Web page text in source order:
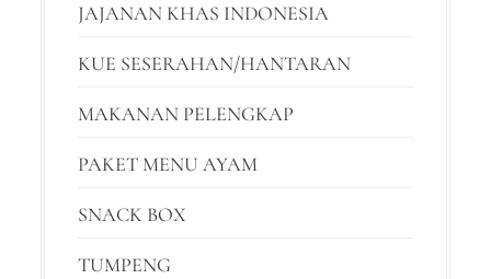
JAJANAN KHAS INDONESIA
KUE SESERAHAN/HANTARAN
MAKANAN PELENGKAP
PAKET MENU AYAM
SNACK BOX
TUMPENG